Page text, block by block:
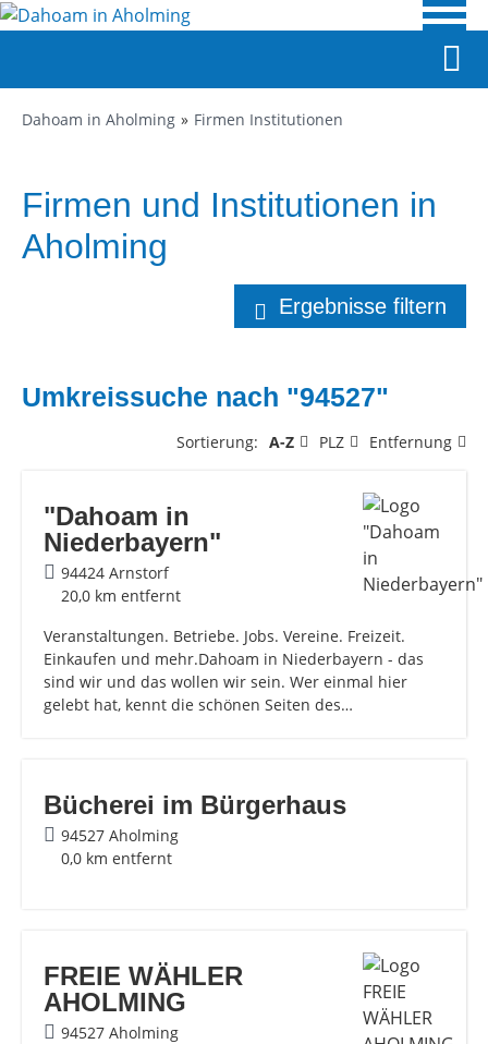
Dahoam in Aholming Firmen Institutionen
Firmen und Institutionen in
Aholming
Ergebnisse filtern
Umkreissuche nach "94527"
Sortierung: A-Z PLZ Entfernung
"Dahoam in
Niederbayern"
94424 Arnstorf
20,0 km entfernt
Veranstaltungen. Betriebe. Jobs. Vereine. Freizeit.
Einkaufen und mehr.Dahoam in Niederbayern - das
sind wir und das wollen wir sein. Wer einmal hier
gelebt hat, kennt die schönen Seiten des…
Bücherei im Bürgerhaus
94527 Aholming
0,0 km entfernt
FREIE WÄHLER
AHOLMING
94527 Aholming